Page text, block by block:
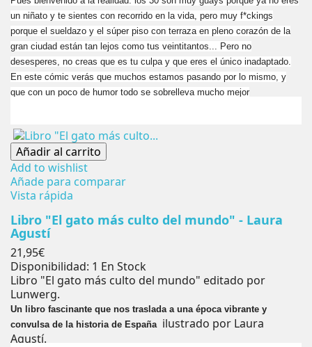
un niñato y te sientes con recorrido en la vida, pero muy f*ckings
porque el sueldazo y el súper piso con terraza en pleno corazón de la
gran ciudad están tan lejos como tus veintitantos... Pero no
desesperes, no creas que es tu culpa y que eres el único inadaptado.
En este cómic verás que muchos estamos pasando por lo mismo, y
que con un poco de humor todo se sobrelleva mucho mejor
Añadir al carrito
Add to wishlist
Añade para comparar
Vista rápida
Libro "El gato más culto del mundo" - Laura
Agustí
Precio
21,95€
Disponibilidad: 1 En Stock
Libro "El gato más culto del mundo" editado por
Lunwerg.
Un libro fascinante que nos traslada a una época vibrante y
convulsa de la historia de España ilustrado por Laura
Agustí.